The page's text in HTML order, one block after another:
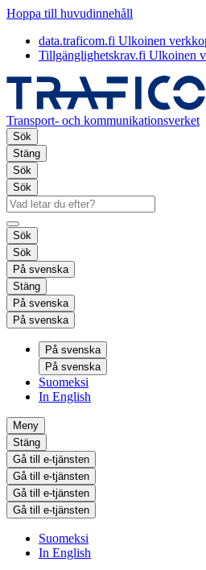
Hoppa till huvudinnehåll
data.traficom.fi Ulkoinen
Tillgänglighetskrav.fi Ulkoinen
Transport- och kommunikationsverket
Sök
Stäng
Sök
Sök
Sök
Sök
På svenska
Stäng
På svenska
På svenska
På svenska
På svenska
Suomeksi
In English
Meny
Stäng
Gå till e-tjänsten
Gå till e-tjänsten
Gå till e-tjänsten
Gå till e-tjänsten
Suomeksi
In English